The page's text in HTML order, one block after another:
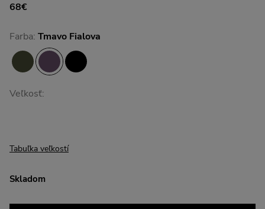
68€
Farba: Tmavo Fialova
Veľkosť:
Tabuľka veľkostí
Skladom